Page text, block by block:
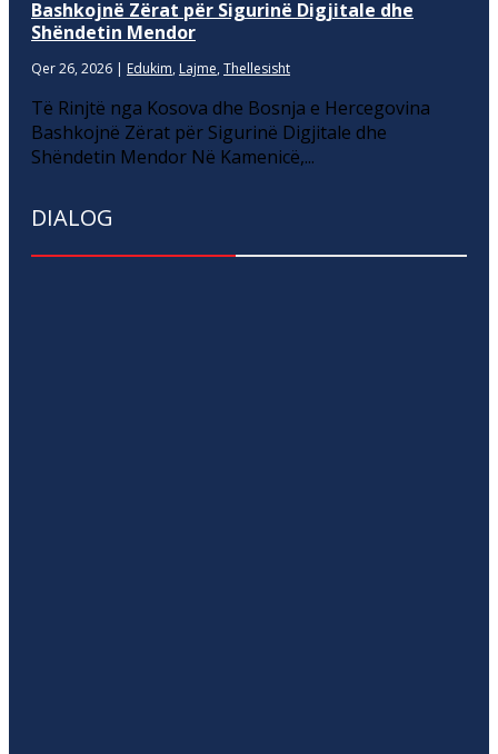
Bashkojnë Zërat për Sigurinë Digjitale dhe
Shëndetin Mendor
Qer 26, 2026 | Edukim, Lajme, Thellesisht
Të Rinjtë nga Kosova dhe Bosnja e Hercegovina
Bashkojnë Zërat për Sigurinë Digjitale dhe
Shëndetin Mendor Në Kamenicë,...
DIALOG